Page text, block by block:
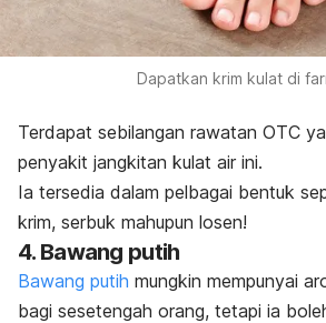
Dapatkan krim kulat di
Terdapat sebilangan rawatan OTC
penyakit jangkitan kulat air ini.
Ia tersedia dalam pelbagai bentuk
krim, serbuk mahupun losen!
4. Bawang putih
Bawang putih mungkin mempunyai
bagi sesetengah orang, tetapi ia